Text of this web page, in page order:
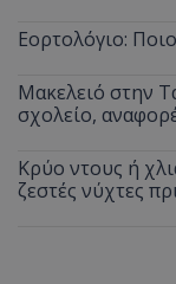
Εορτολόγιο:
Μακελειό στην
σχολείο,
Κρύο ντους ή
ζεστές νύχτες